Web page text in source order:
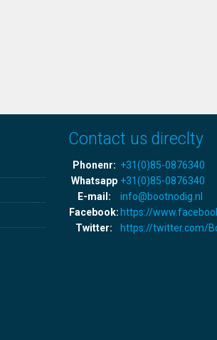
Contact us direclty
Phonenr: +31(0)85-0876340
Whatsapp +31(0)85-0876340
E-mail:
info@bootnodig.nl
Facebook: https://
Twitter:
https://twitter.com/